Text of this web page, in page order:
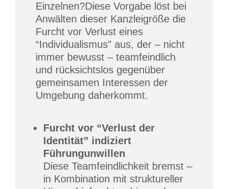
Einzelnen?Diese Vorgabe löst bei
Anwälten dieser Kanzleigröße die
Furcht vor Verlust eines
“Individualismus” aus, der – nicht
immer bewusst – teamfeindlich
und rücksichtslos gegenüber
gemeinsamen Interessen der
Umgebung daherkommt.
Furcht vor “Verlust der
Identität” indiziert
Führungunwillen
Diese Teamfeindlichkeit bremst –
in Kombination mit struktureller